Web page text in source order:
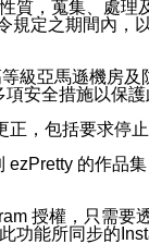
，蒐集、處理
定之期間內，
級亞馬遜機房
安全措施以保
，包括要求停止
的作品
授權，只需
能所同步的